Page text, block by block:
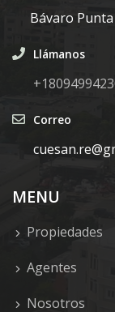
Bávaro
Llámanos
Correo
MENU
Propiedades
Agentes
Nosotros